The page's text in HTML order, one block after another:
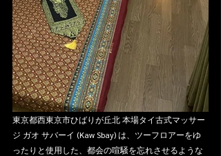
東京都西東京市ひばりが丘北 本場タイ古式マッサー
ジ ガオ サバーイ (Kaw Sbay) は、ツーフロアーをゆ
ったりと使用した、都会の喧騒を忘れさせるような